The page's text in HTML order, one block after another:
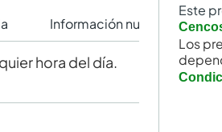
Información nutricional
hora del día.
Este
Los